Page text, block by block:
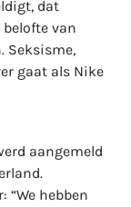
dat
van
Seksisme,
gaat als Nike
aangemeld
“We hebben